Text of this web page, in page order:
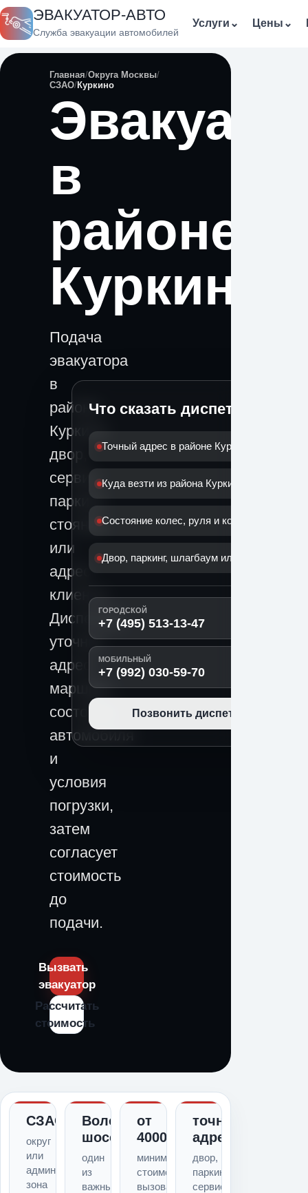
ЭВАКУАТОР-АВТО
Служба эвакуации автомобилей
Услуги ⌄ Цены ⌄
Главная Округа Москвы
СЗАО Куркино
в
районе
Куркино
Подача
эвакуатора
в
районе
Куркино:
двор,
сервис,
паркинг,
стоянка
или
адрес
клиента.
Диспетчер
уточнит
адрес,
маршрут,
состояние
автомобиля
и
условия
погрузки,
затем
согласует
стоимость
до
подачи.
Вызвать
эвакуатор
Рассчитать
стоимость
Что сказать диспетчеру
Точный адрес в районе Куркино
Куда везти из района Куркино
Состояние колес, руля и коробки
Двор, паркинг, шлагбаум или дорога
ГОРОДСКОЙ
+7 (495) 513-13-47
МОБИЛЬНЫЙ
+7 (992) 030-59-70
Позвонить диспетчеру
СЗАО
округ
или
административная
зона
Волоколамское
шоссе
один
из
важных
от
4000
минимальная
стоимость
вызова
точный
адрес
двор,
паркинг,
сервис,